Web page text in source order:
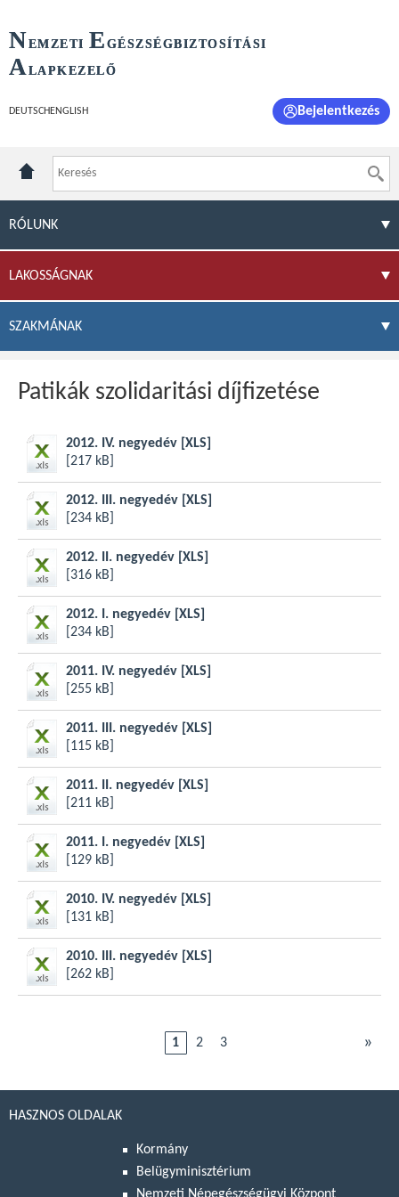
NEMZETI E GÉSZSÉGBIZTOSÍTÁSI
ALAPKEZELŐ
DEUTSCH ENGLISH Bejelentkezés
RÓLUNK
LAKOSSÁGNAK
SZAKMÁNAK
Patikák szolidaritási díjfizetése
2012. IV. negyedév [XLS]
[217 kB]
2012. III. negyedév [XLS]
[234 kB]
2012. II. negyedév [XLS]
[316 kB]
2012. I. negyedév [XLS]
[234 kB]
2011. IV. negyedév [XLS]
[255 kB]
2011. III. negyedév [XLS]
[115 kB]
2011. II. negyedév [XLS]
[211 kB]
2011. I. negyedév [XLS]
[129 kB]
2010. IV. negyedév [XLS]
[131 kB]
2010. III. negyedév [XLS]
[262 kB]
1 2 3 »
HASZNOS OLDALAK
Kormány
Belügyminisztérium